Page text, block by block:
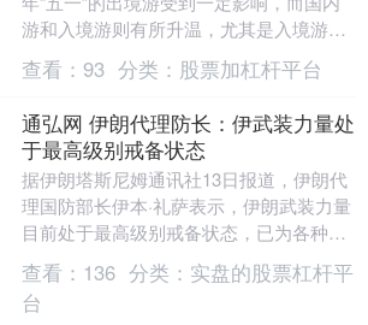
游和入境游则有所升温，尤其是入境游，
越来越多的海外游客到中国来度假。 携程
董事会执行主席....
查看： 93 分类： 股票加杠杆平台
通弘网 伊朗代理防长：伊武装力量处
于最高级别戒备状态
据伊朗塔斯尼姆通讯社13日报道，伊朗代
理国防部长伊本·礼萨表示，伊朗武装力量
目前处于最高级别戒备状态，已为各种可
能性做好充分准备。 他强调，任何敌对行
动都将遭到....
查看： 136 分类： 实盘的股票杠杆平
台